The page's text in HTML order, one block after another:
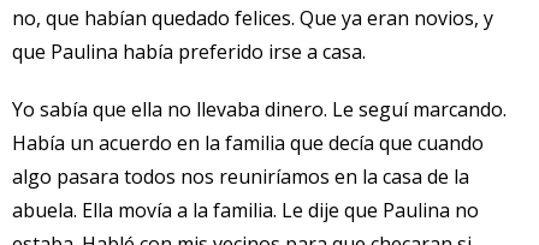
no, que habían quedado felices. Que ya eran novios, y
que Paulina había preferido irse a casa.
Yo sabía que ella no llevaba dinero. Le seguí marcando.
Había un acuerdo en la familia que decía que cuando
algo pasara todos nos reuniríamos en la casa de la
abuela. Ella movía a la familia. Le dije que Paulina no